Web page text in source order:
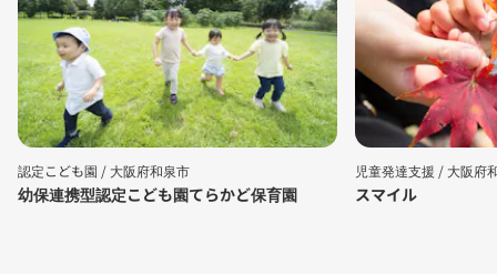
認定こども園 / 大阪府和泉市
幼保連携型認定こども園てらかど保育園
児童発達支援 / 大阪府
スマイル